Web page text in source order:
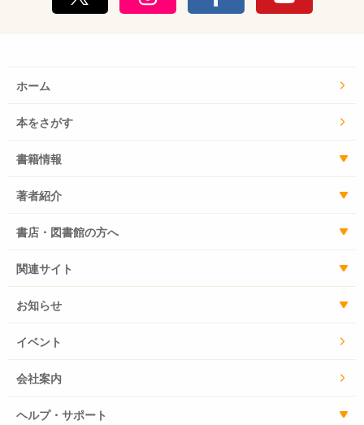
ホーム
本をさがす
書籍情報
著者紹介
書店・図書館の方へ
関連サイト
お知らせ
イベント
会社案内
ヘルプ・サポート